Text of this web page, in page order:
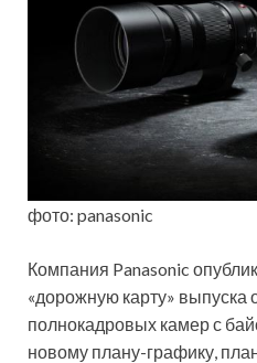
фото: panasonic
Компания Panasonic
«дорожную карту» выпуска
полнокадровых камер с
новому плану-графику,